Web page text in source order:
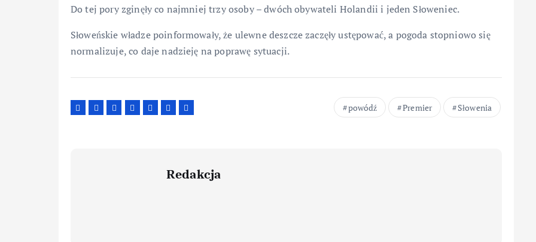
Do tej pory zginęły co najmniej trzy osoby – dwóch obywateli Holandii i jeden Słoweniec.
Słoweńskie władze poinformowały, że ulewne deszcze zaczęły ustępować, a pogoda stopniowo się
normalizuje, co daje nadzieję na poprawę sytuacji.
powódź Premier Słowenia
Redakcja